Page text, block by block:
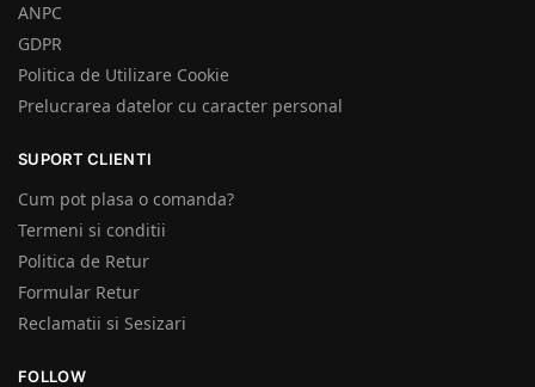
ANPC
GDPR
Politica de Utilizare Cookie
Prelucrarea datelor cu caracter personal
SUPORT CLIENTI
Cum pot plasa o comanda?
Termeni si conditii
Politica de Retur
Formular Retur
Reclamatii si Sesizari
FOLLOW